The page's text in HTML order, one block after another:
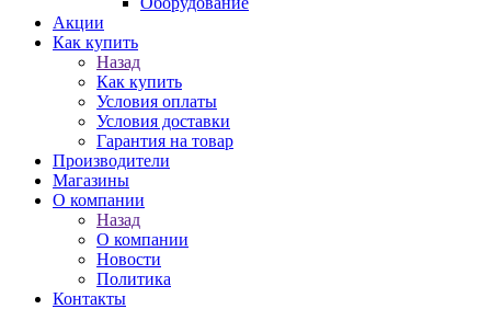
Акции
Как купить
Назад
Как купить
Условия оплаты
Условия доставки
Гарантия на товар
Производители
Магазины
О компании
Назад
О компании
Новости
Политика
Контакты